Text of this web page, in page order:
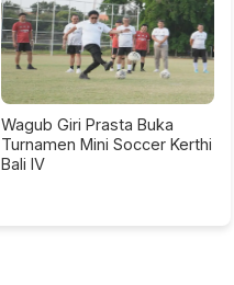
Wagub Giri Prasta Buka
Turnamen Mini Soccer Kerthi
Bali IV